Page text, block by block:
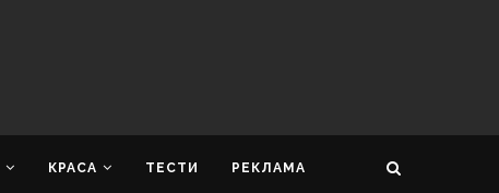
КРАСА ТЕСТИ РЕКЛАМА